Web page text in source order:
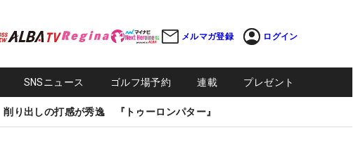
メルマガ登録 ログイン
SNSニュース ゴルフ場予約 連載 プレゼント
削り出しの打感が秀逸 『トゥーロンパター』